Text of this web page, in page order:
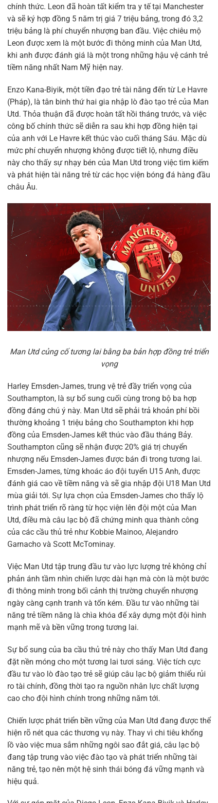
chính thức. Leon đã hoàn tất kiểm tra y tế tại Manchester
và sẽ ký hợp đồng 5 năm trị giá 7 triệu bảng, trong đó 3,2
triệu bảng là phí chuyển nhượng ban đầu. Việc chiêu mộ
Leon được xem là một bước đi thông minh của Man Utd,
khi anh được đánh giá là một trong những hậu vệ cánh trẻ
tiềm năng nhất Nam Mỹ hiện nay.
Enzo Kana-Biyik, một tiền đạo trẻ tài năng đến từ Le Havre
(Pháp), là tân binh thứ hai gia nhập lò đào tạo trẻ của Man
Utd. Thỏa thuận đã được hoàn tất hồi tháng trước, và việc
công bố chính thức sẽ diễn ra sau khi hợp đồng hiện tại
của anh với Le Havre kết thúc vào cuối tháng Sáu. Mặc dù
mức phí chuyển nhượng không được tiết lộ, nhưng điều
này cho thấy sự nhạy bén của Man Utd trong việc tìm kiếm
và phát hiện tài năng trẻ từ các học viện bóng đá hàng đầu
châu Âu.
Man Utd củng cố tương lai bằng ba bản hợp đồng trẻ triển
vọng
Harley Emsden-James, trung vệ trẻ đầy triển vọng của
Southampton, là sự bổ sung cuối cùng trong bộ ba hợp
đồng đáng chú ý này. Man Utd sẽ phải trả khoản phí bồi
thường khoảng 1 triệu bảng cho Southampton khi hợp
đồng của Emsden-James kết thúc vào đầu tháng Bảy.
Southampton cũng sẽ nhận được 20% giá trị chuyển
nhượng nếu Emsden-James được bán đi trong tương lai.
Emsden-James, từng khoác áo đội tuyển U15 Anh, được
đánh giá cao về tiềm năng và sẽ gia nhập đội U18 Man Utd
mùa giải tới. Sự lựa chọn của Emsden-James cho thấy lộ
trình phát triển rõ ràng từ học viện lên đội một của Man
Utd, điều mà câu lạc bộ đã chứng minh qua thành công
của các cầu thủ trẻ như Kobbie Mainoo, Alejandro
Garnacho và Scott McTominay.
Việc Man Utd tập trung đầu tư vào lực lượng trẻ không chỉ
phản ánh tầm nhìn chiến lược dài hạn mà còn là một bước
đi thông minh trong bối cảnh thị trường chuyển nhượng
ngày càng cạnh tranh và tốn kém. Đầu tư vào những tài
năng trẻ tiềm năng là chìa khóa để xây dựng một đội hình
mạnh mẽ và bền vững trong tương lai.
Sự bổ sung của ba cầu thủ trẻ này cho thấy Man Utd đang
đặt nền móng cho một tương lai tươi sáng. Việc tích cực
đầu tư vào lò đào tạo trẻ sẽ giúp câu lạc bộ giảm thiểu rủi
ro tài chính, đồng thời tạo ra nguồn nhân lực chất lượng
cao cho đội hình chính trong những năm tới.
Chiến lược phát triển bền vững của Man Utd đang được thể
hiện rõ nét qua các thương vụ này. Thay vì chi tiêu khổng
lồ vào việc mua sắm những ngôi sao đắt giá, câu lạc bộ
đang tập trung vào việc đào tạo và phát triển những tài
năng trẻ, tạo nên một hệ sinh thái bóng đá vững mạnh và
hiệu quả.